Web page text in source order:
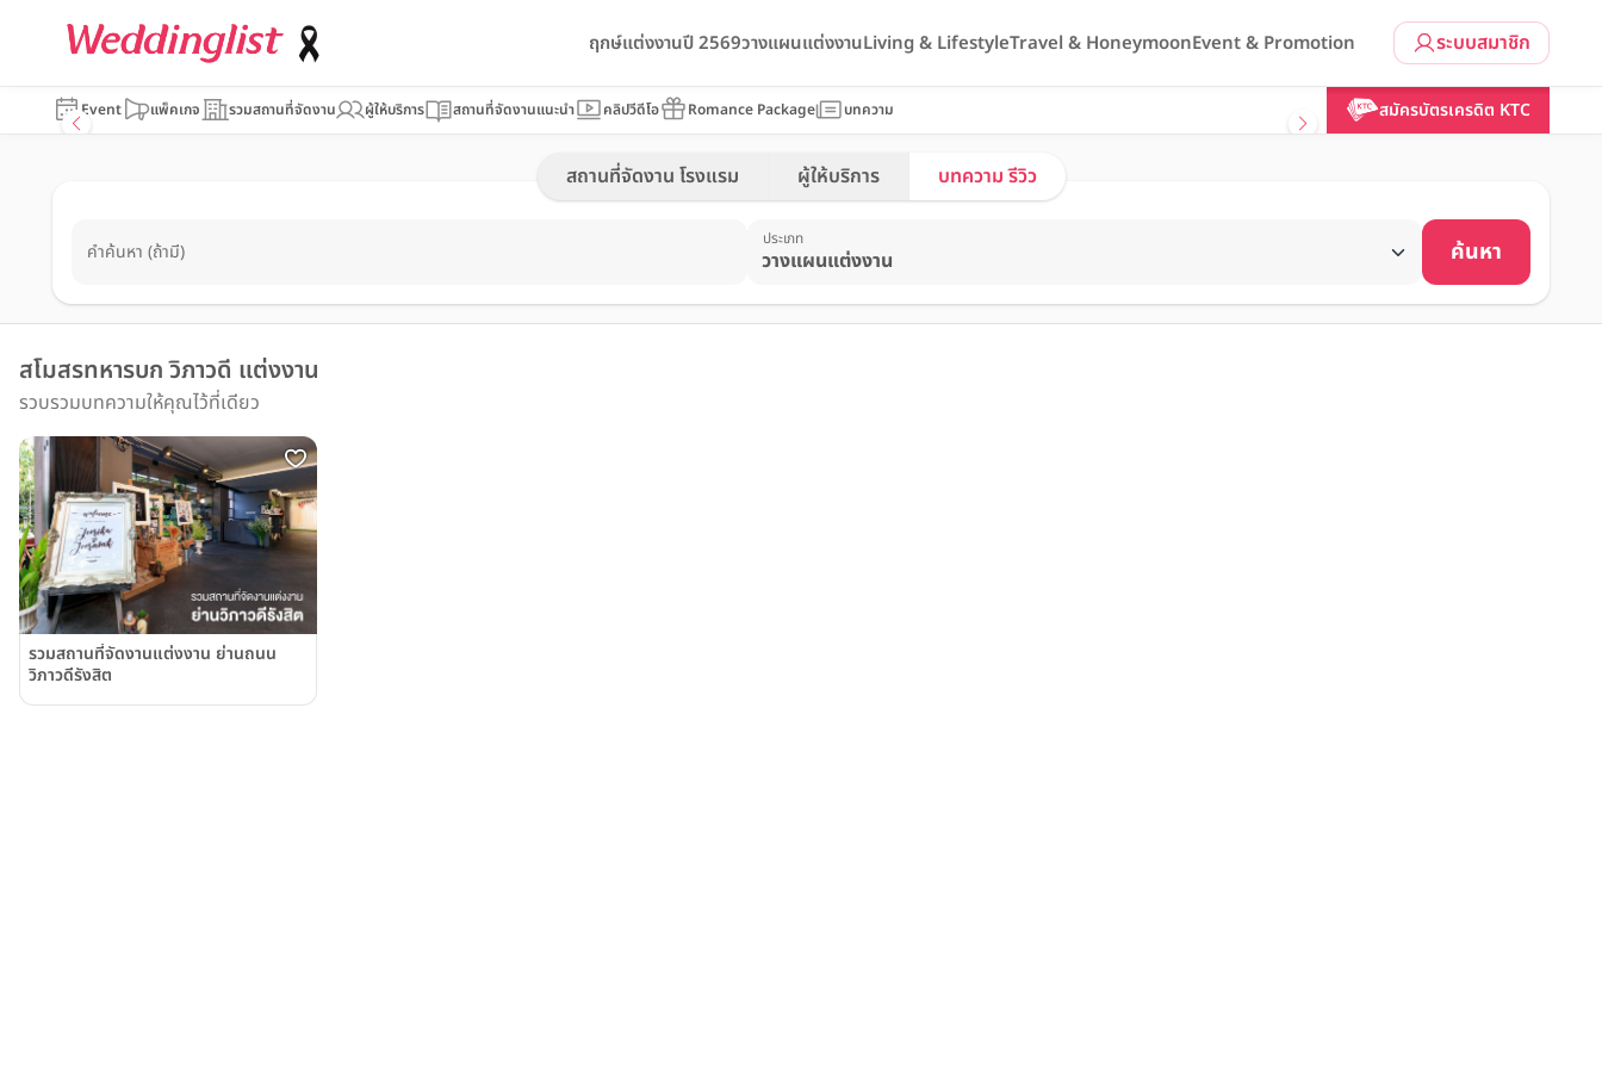
ระบบสมาชิก
ฤกษ์แต่งงานปี 2569วางแผนแต่งงานLiving & LifestyleTravel & HoneymoonEvent & Promotion
Event แพ็คเกจ รวมสถานที่จัดงาน ผู้ให้บริการ สถานที่จัดงานแนะนำ คลิปวีดีโอ Romance Package บทความ สมัครบัตรเครดิต KTC
สถานที่จัดงาน โรงแรม ผู้ให้บริการ บทความ รีวิว
คำค้นหา (ถ้ามี)
ประเภท ค้นหา
สโมสรทหารบก วิภาวดี แต่งงาน
รวบรวมบทความให้คุณไว้ที่เดียว
รวมสถานที่จัดงานแต่งงาน ย่านถนน
วิภาวดีรังสิต